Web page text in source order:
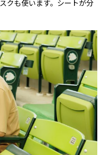
クも使います。シートが分